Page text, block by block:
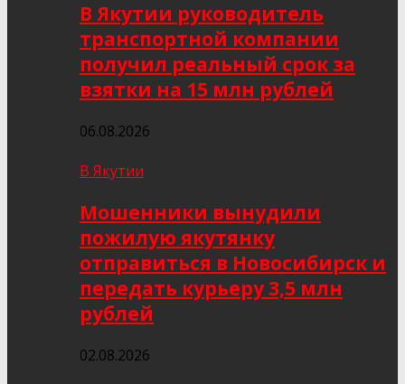
В Якутии руководитель
транспортной компании
получил реальный срок за
взятки на 15 млн рублей
06.08.2026
В Якутии
Мошенники вынудили
пожилую якутянку
отправиться в Новосибирск и
передать курьеру 3,5 млн
рублей
02.08.2026